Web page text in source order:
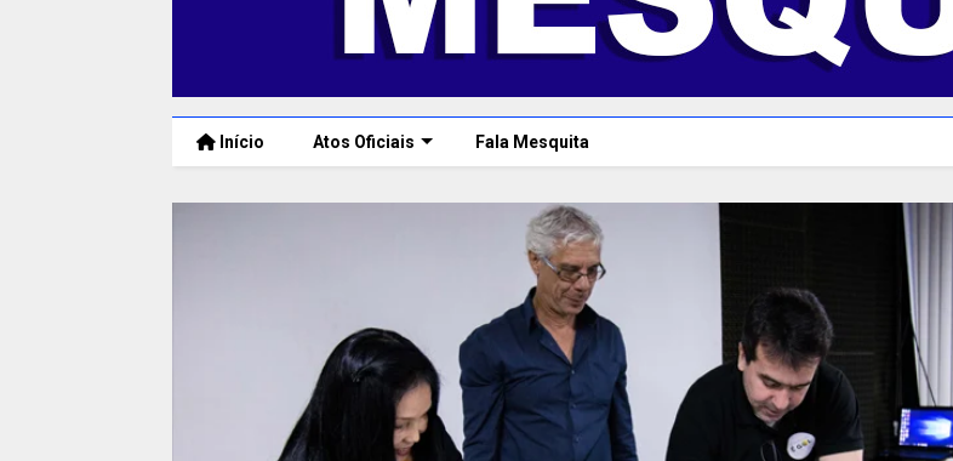
Início Atos Oficiais Fala Mesquita